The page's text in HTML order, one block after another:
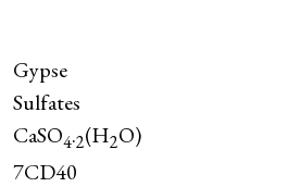
Gypse
Sulfates
CaSO4.2(H2O)
7CD40